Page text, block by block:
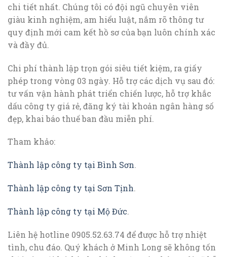
chi tiết nhất. Chúng tôi có đội ngũ chuyên viên
giàu kinh nghiệm, am hiểu luật, nắm rõ thông tư
quy định mới cam kết hồ sơ của bạn luôn chính xác
và đầy đủ.
Chi phí thành lập trọn gói siêu tiết kiệm, ra giấy
phép trong vòng 03 ngày. Hỗ trợ các dịch vụ sau đó:
tư vấn vận hành phát triển chiến lược, hỗ trợ khắc
dấu công ty giá rẻ, đăng ký tài khoản ngân hàng số
đẹp, khai báo thuế ban đầu miễn phí.
Tham khảo:
Thành lập công ty tại Bình Sơn.
Thành lập công ty tại Sơn Tịnh.
Thành lập công ty tại Mộ Đức.
Liên hệ hotline 0905.52.63.74 để được hỗ trợ nhiệt
tình, chu đáo. Quý khách ở Minh Long sẽ không tốn